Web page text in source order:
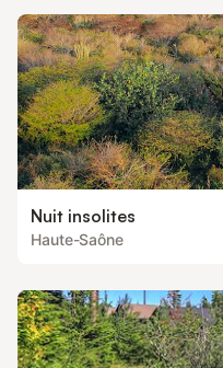
entrée. Il est chauffé par le
Nuit insolites
Haute-Saône